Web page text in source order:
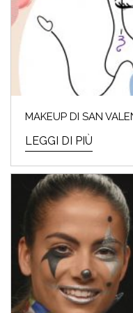
MAKEUP DI SAN
LEGGI DI PIÙ